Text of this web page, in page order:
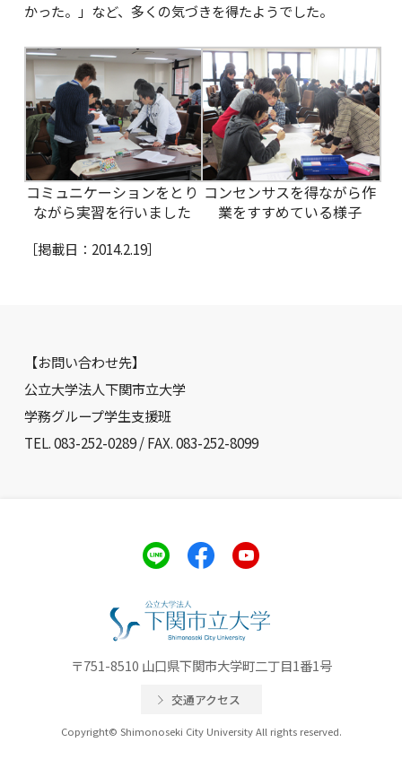
かった。」など、多くの気づきを得たようでした。
コミュニケーションをとり
ながら実習を行いました
コンセンサスを得ながら作
業をすすめている様子
［掲載日：2014.2.19］
【お問い合わせ先】
公立大学法人下関市立大学
学務グループ学生支援班
TEL. 083-252-0289 / FAX. 083-252-8099
〒751-8510 山口県下関市大学町二丁目1番1号
交通アクセス
Copyright© Shimonoseki City University All rights reserved.